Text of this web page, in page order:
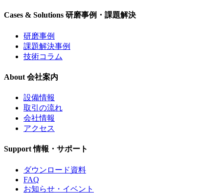
Cases & Solutions 研磨事例・課題解決
研磨事例
課題解決事例
技術コラム
About 会社案内
設備情報
取引の流れ
会社情報
アクセス
Support 情報・サポート
ダウンロード資料
FAQ
お知らせ・イベント